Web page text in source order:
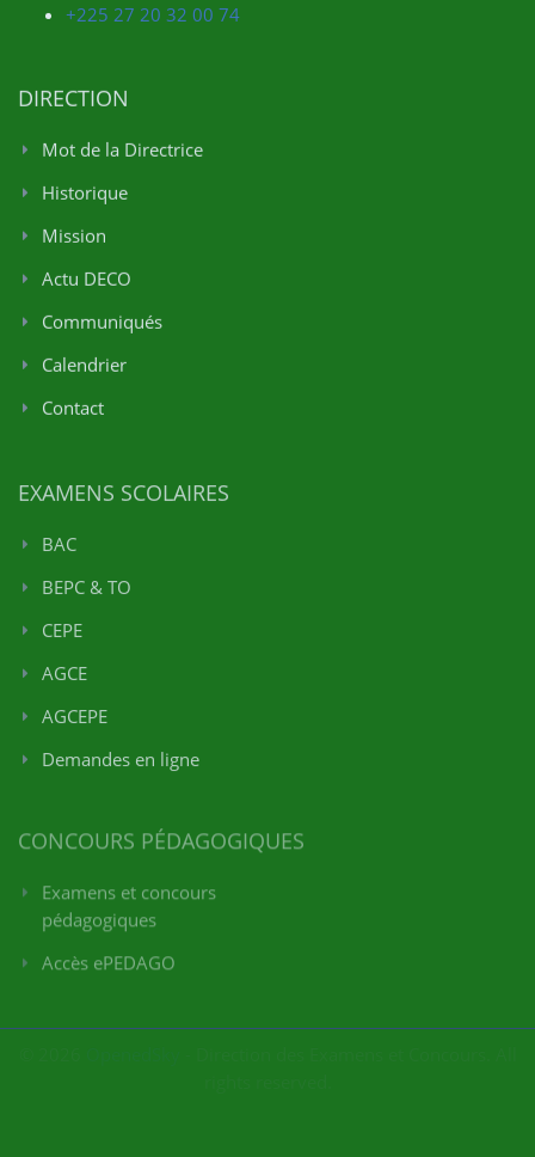
+225 27 20 32 00 74
DIRECTION
Mot de la Directrice
Historique
Mission
Actu DECO
Communiqués
Calendrier
Contact
EXAMENS SCOLAIRES
BAC
BEPC & TO
CEPE
AGCE
AGCEPE
Demandes en ligne
CONCOURS PÉDAGOGIQUES
Examens et concours
pédagogiques
Accès ePEDAGO